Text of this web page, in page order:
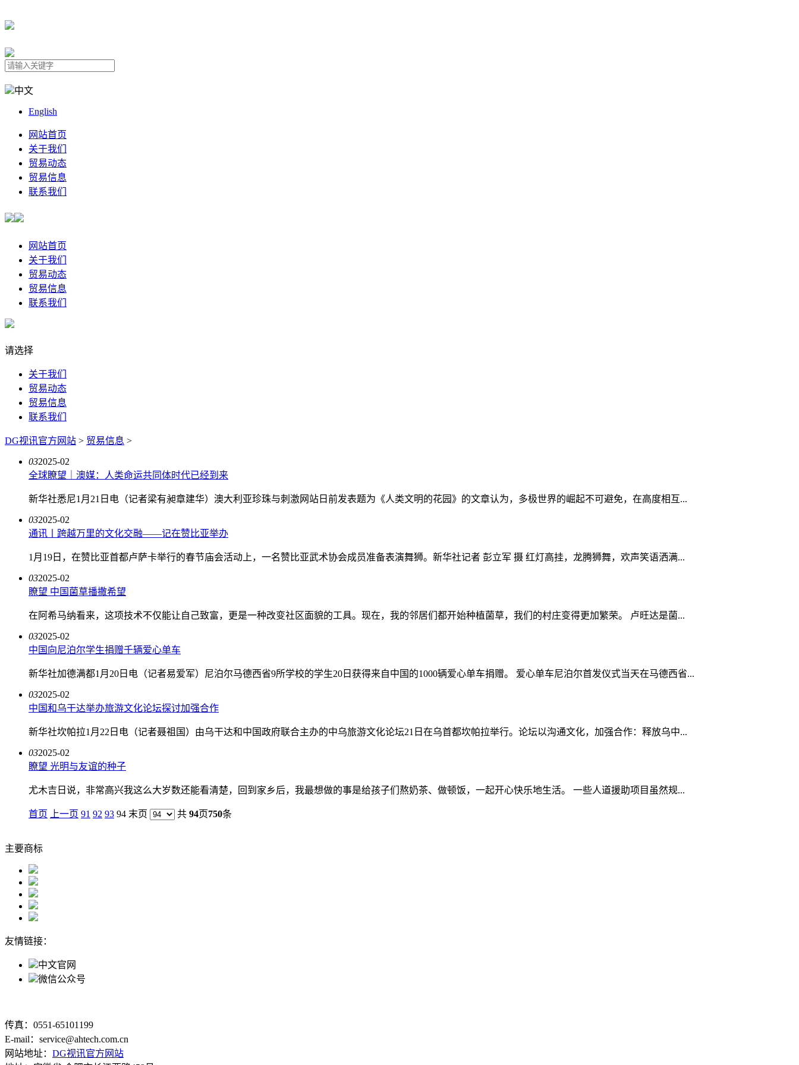
中文
English
网站首页
关于我们
贸易动态
贸易信息
联系我们
网站首页
关于我们
贸易动态
贸易信息
联系我们
请选择
关于我们
贸易动态
贸易信息
联系我们
DG视讯官方网站 > 贸易信息 >
032025-02
全球瞭望｜澳媒：人类命运共同体时代已经到来
新华社悉尼1月21日电（记者梁有昶章建华）澳大利亚珍珠与刺激网站日前发表题为《人类文明的花园》的文章认为，多极世界的崛起不可避免，在高度相互...
032025-02
通讯丨跨越万里的文化交融——记在赞比亚举办
1月19日，在赞比亚首都卢萨卡举行的春节庙会活动上，一名赞比亚武术协会成员准备表演舞狮。新华社记者 彭立军 摄 红灯高挂，龙腾狮舞，欢声笑语洒满...
032025-02
瞭望 中国菌草播撒希望
在阿希马纳看来，这项技术不仅能让自己致富，更是一种改变社区面貌的工具。现在，我的邻居们都开始种植菌草，我们的村庄变得更加繁荣。 卢旺达是菌...
032025-02
中国向尼泊尔学生捐赠千辆爱心单车
新华社加德满都1月20日电（记者易爱军）尼泊尔马德西省9所学校的学生20日获得来自中国的1000辆爱心单车捐赠。 爱心单车尼泊尔首发仪式当天在马德西省...
032025-02
中国和乌干达举办旅游文化论坛探讨加强合作
新华社坎帕拉1月22日电（记者聂祖国）由乌干达和中国政府联合主办的中乌旅游文化论坛21日在乌首都坎帕拉举行。论坛以沟通文化，加强合作：释放乌中...
032025-02
瞭望 光明与友谊的种子
尤木吉日说，非常高兴我这么大岁数还能看清楚，回到家乡后，我最想做的事是给孩子们熬奶茶、做顿饭，一起开心快乐地生活。 一些人道援助项目虽然规...
首页 上一页 91 92 93 94 末页 共 94页750条
主要商标
友情链接：
中文官网
微信公众号
传真：0551-65101199
E-mail：service@ahtech.com.cn
网站地址： DG视讯官方网站